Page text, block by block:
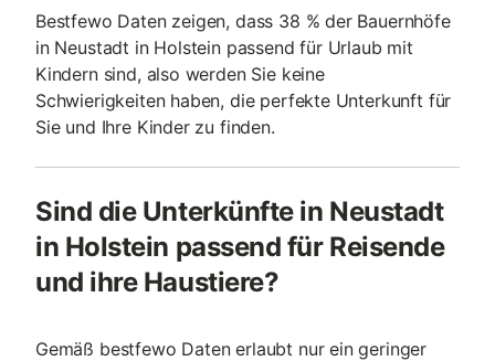
Bestfewo Daten zeigen, dass 38 % der Bauernhöfe
in Neustadt in Holstein passend für Urlaub mit
Kindern sind, also werden Sie keine
Schwierigkeiten haben, die perfekte Unterkunft für
Sie und Ihre Kinder zu finden.
Sind die Unterkünfte in Neustadt
in Holstein passend für Reisende
und ihre Haustiere?
Gemäß bestfewo Daten erlaubt nur ein geringer